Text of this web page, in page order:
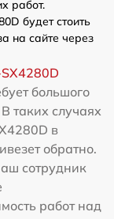
работ.
будет стоить
на сайте через
большого
таких случаях
в
обратно.
сотрудник
работ над